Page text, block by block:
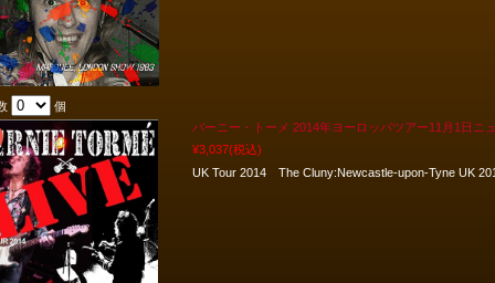
個
バーニー・トーメ 2014年ヨーロッパツアー11月1日ニ
¥3,037(税込)
UK Tour 2014 The Cluny:Newcastle-upon-Tyne UK